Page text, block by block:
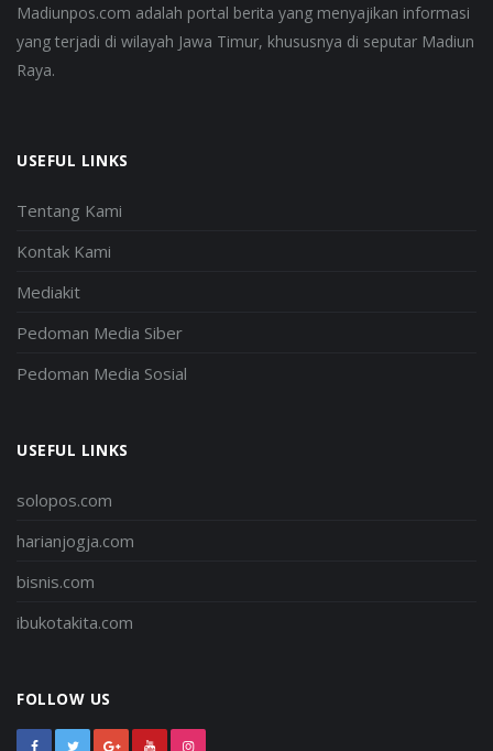
Madiunpos.com adalah portal berita yang menyajikan informasi
yang terjadi di wilayah Jawa Timur, khususnya di seputar Madiun
Raya.
USEFUL LINKS
Tentang Kami
Kontak Kami
Mediakit
Pedoman Media Siber
Pedoman Media Sosial
USEFUL LINKS
solopos.com
harianjogja.com
bisnis.com
ibukotakita.com
FOLLOW US